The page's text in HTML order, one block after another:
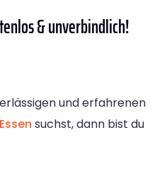
& unverbindlich!
und erfahrenen
suchst, dann bist du